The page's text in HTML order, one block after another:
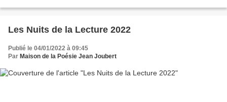
Les Nuits de la Lecture 2022
Publié le 04/01/2022 à 09:45
Par Maison de la Poésie Jean Joubert